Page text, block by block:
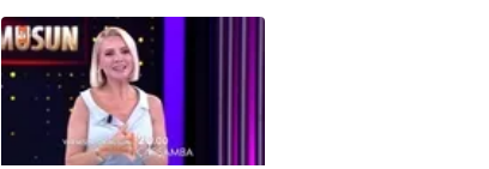
bilgi için Ayarlar
sitemizde ilgili